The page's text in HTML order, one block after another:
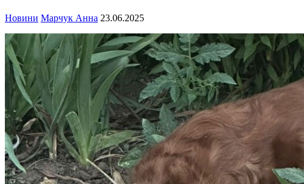
Новини Марчук Анна 23.06.2025